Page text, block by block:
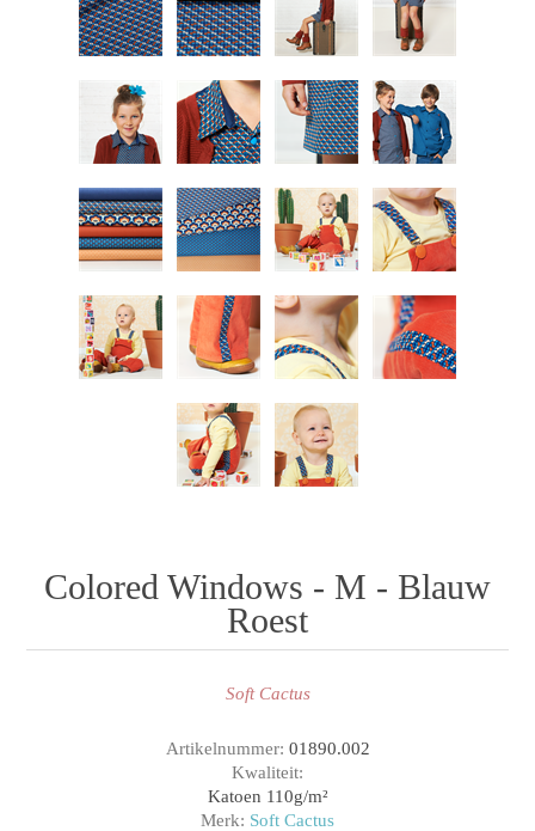
Colored Windows - M - Blauw
Roest
Soft Cactus
Artikelnummer: 01890.002
Kwaliteit:
Katoen 110g/m²
Merk: Soft Cactus